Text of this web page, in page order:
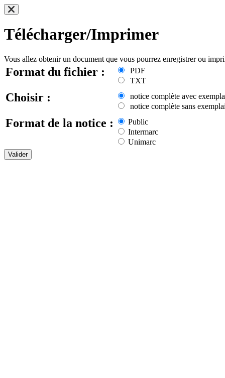
Télécharger/Imprimer
Vous allez obtenir un document que vous pourrez enregistrer ou
Format du fichier :
PDF
TXT
Choisir :
notice complète avec
notice complète sans
Format de la notice :
Public
Intermarc
Unimarc